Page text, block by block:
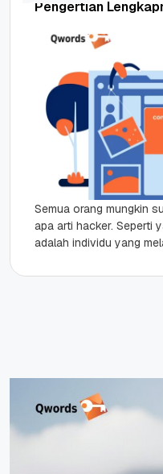
Pengertian
Semua orang mungkin
apa arti hacker. Seperti
adalah individu yang
Selain...